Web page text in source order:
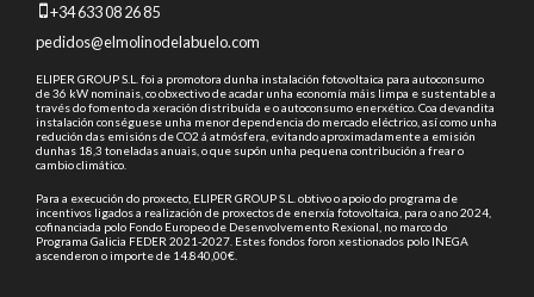
+34 633 08 26 85
pedidos@elmolinodelabuelo.com
ELIPER GROUP S.L. foi a promotora dunha instalación fotovoltaica para autoconsumo
de 36 kW nominais, co obxectivo de acadar unha economía máis limpa e sustentable a
través do fomento da xeración distribuída e o autoconsumo enerxético. Coa devandita
instalación conséguese unha menor dependencia do mercado eléctrico, así como unha
redución das emisións de CO2 á atmósfera, evitando aproximadamente a emisión
dunhas 18,3 toneladas anuais, o que supón unha pequena contribución a frear o
cambio climático.
Para a execución do proxecto, ELIPER GROUP S.L. obtivo o apoio do programa de
incentivos ligados a realización de proxectos de enerxía fotovoltaica, para o ano 2024,
cofinanciada polo Fondo Europeo de Desenvolvemento Rexional, no marco do
Programa Galicia FEDER 2021-2027. Estes fondos foron xestionados polo INEGA
ascenderon o importe de 14.840,00€.